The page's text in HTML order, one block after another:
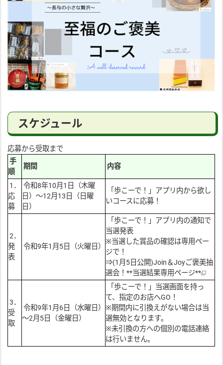
スケジュール
応募から受取まで
手
順
期間 内容
1．
応
募
令和8年10月1日（木曜
日）～12月13日（日曜
日）
「歩こーで！」アプリ内から欲し
いコースに応募！
2．
発
表
令和9年1月5日（火曜日）
「歩こーで！」アプリ内の通知で
当選発表
※当選した賞品の確認は専用ペー
ジで！
⇒(1月5日公開)Join＆Joyご褒美抽
選会！**当選結果専用ページ**
3．
受
取
令和9年1月6日（水曜日）
～2月5日（金曜日）
「歩こーで！」当選画面を持っ
て、指定のお店へGO！
※期間内に引換えがない場合は当
選無効となります。
※未引換の方への個別の電話連絡
は行いません。